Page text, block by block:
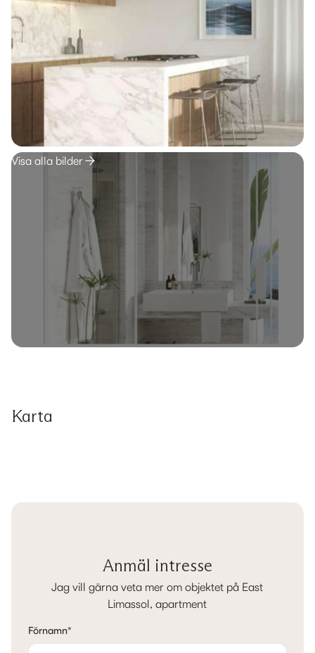
Visa alla bilder
Karta
Anmäl intresse
Jag vill gärna veta mer om objektet på East
Limassol, apartment
Förnamn*